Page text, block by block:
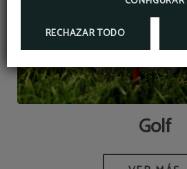
RECHAZAR TODO
Golf